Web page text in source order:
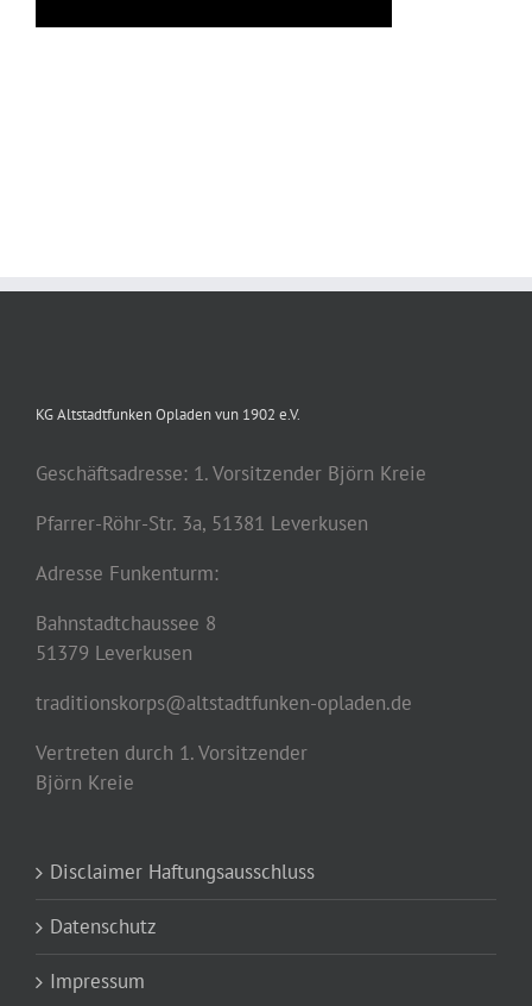
KG Altstadtfunken Opladen vun 1902 e.V.
Geschäftsadresse: 1. Vorsitzender Björn Kreie
Pfarrer-Röhr-Str. 3a, 51381 Leverkusen
Adresse Funkenturm:
Bahnstadtchaussee 8
51379 Leverkusen
traditionskorps@altstadtfunken-opladen.de
Vertreten durch 1. Vorsitzender
Björn Kreie
Disclaimer Haftungsausschluss
Datenschutz
Impressum